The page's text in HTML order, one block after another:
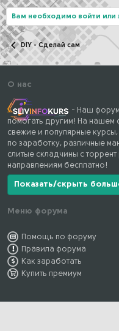
Вам необходимо войти или
DIY - Сделай сам
О нас
- Наш
помогать другим! На нашем
свежие и популярные
по заработку, различные
слитые складчины с
направлениям бесплатно!
Показать/скрыть
Меню форума
Помощь по форуму
Правила форума
Как заработать
Купить премиум